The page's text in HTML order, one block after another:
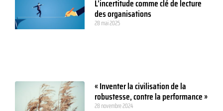
L’incertitude comme clé de lecture
des organisations
28 mai 2025
« Inventer la civilisation de la
robustesse, contre la performance »
28 novembre 2024